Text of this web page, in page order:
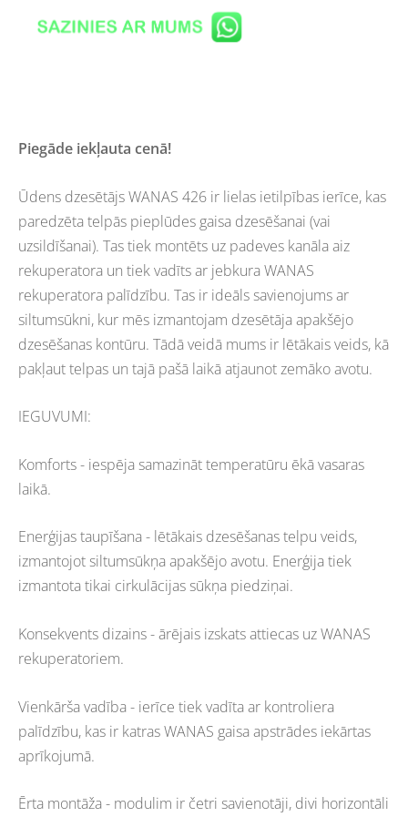
Piegāde iekļauta cenā!
Ūdens dzesētājs WANAS 426 ir lielas ietilpības ierīce, kas
paredzēta telpās pieplūdes gaisa dzesēšanai (vai
uzsildīšanai). Tas tiek montēts uz padeves kanāla aiz
rekuperatora un tiek vadīts ar jebkura WANAS
rekuperatora palīdzību. Tas ir ideāls savienojums ar
siltumsūkni, kur mēs izmantojam dzesētāja apakšējo
dzesēšanas kontūru. Tādā veidā mums ir lētākais veids, kā
pakļaut telpas un tajā pašā laikā atjaunot zemāko avotu.
IEGUVUMI:
Komforts - iespēja samazināt temperatūru ēkā vasaras
laikā.
Enerģijas taupīšana - lētākais dzesēšanas telpu veids,
izmantojot siltumsūkņa apakšējo avotu. Enerģija tiek
izmantota tikai cirkulācijas sūkņa piedziņai.
Konsekvents dizains - ārējais izskats attiecas uz WANAS
rekuperatoriem.
Vienkārša vadība - ierīce tiek vadīta ar kontroliera
palīdzību, kas ir katras WANAS gaisa apstrādes iekārtas
aprīkojumā.
Ērta montāža - modulim ir četri savienotāji, divi horizontāli